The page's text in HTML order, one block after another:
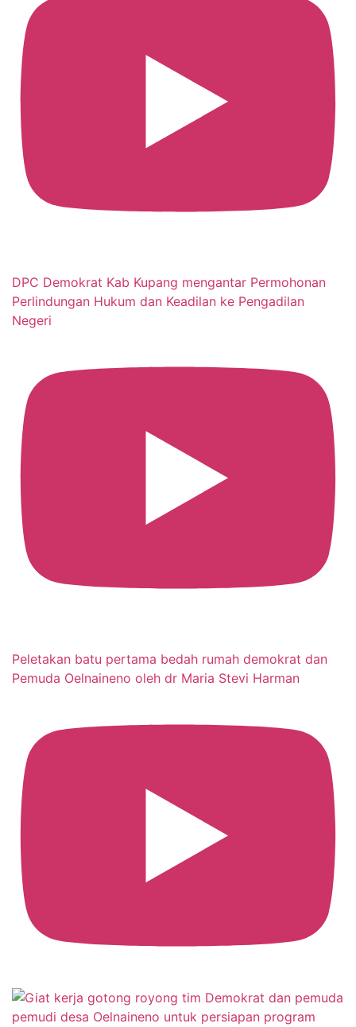
DPC Demokrat Kab Kupang mengantar Permohonan
Perlindungan Hukum dan Keadilan ke Pengadilan
Negeri
Peletakan batu pertama bedah rumah demokrat dan
Pemuda Oelnaineno oleh dr Maria Stevi Harman